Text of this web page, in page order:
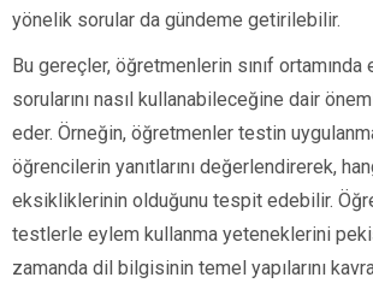
yönelik sorular da gündeme getirilebilir.
Bu gereçler, öğretmenlerin sınıf
sorularını nasıl kullanabileceğine dair
eder. Örneğin, öğretmenler testin
öğrencilerin yanıtlarını değerlendirerek,
eksikliklerinin olduğunu tespit edebilir.
testlerle eylem kullanma yeteneklerini
zamanda dil bilgisinin temel yapılarını